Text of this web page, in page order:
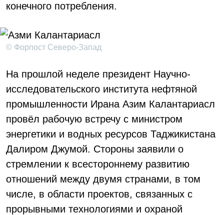
конечного потребления.
© Форпост Северо-Запад
На прошлой неделе президент Научно-
исследовательского института нефтяной
промышленности Ирана Азим Калантариасл
провёл рабочую встречу с министром
энергетики и водных ресурсов Таджикистана
Далиром Джумой. Стороны заявили о
стремлении к всестороннему развитию
отношений между двумя странами, в том
числе, в области проектов, связанных с
прорывными технологиями и охраной